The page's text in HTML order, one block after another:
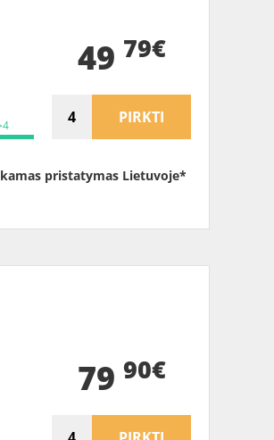
49 79€
PIRKTI
pristatymas Lietuvoje*
79 90€